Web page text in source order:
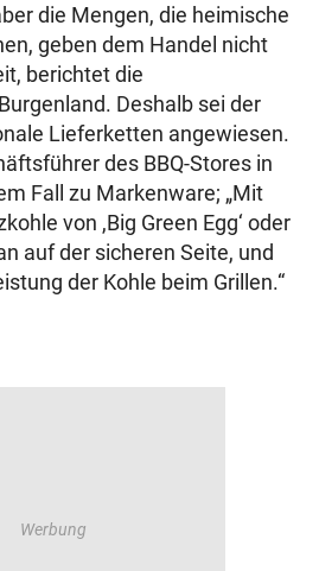
die Mengen, die heimische
geben dem Handel nicht
berichtet die
Deshalb sei der
Lieferketten angewiesen.
des BBQ-Stores in
Fall zu Markenware; „Mit
von ,Big Green Egg‘ oder
auf der sicheren Seite, und
der Kohle beim Grillen.“